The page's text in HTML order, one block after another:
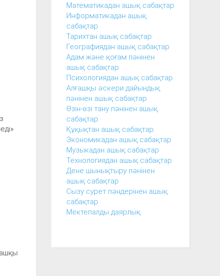
Математикадан ашық сабақтар
Информатикадан ашық
сабақтар
Тарихтан ашық сабақтар
Географиядан ашық сабақтар
Адам және қоғам пәнінен
ашық сабақтар
Психологиядан ашық сабақтар
Алғашқы әскери дайындық
пәнінен ашық сабақтар
Өзін-өзі тану пәнінен ашық
сабақтар
Құқықтан ашық сабақтар
Экономикадан ашық сабақтар
Музыкадан ашық сабақтар
Технологиядан ашық сабақтар
Дене шынықтыру пәнінен
ашық сабақтар
Сызу сурет пәндерінен ашық
сабақтар
Мектепалды даярлық